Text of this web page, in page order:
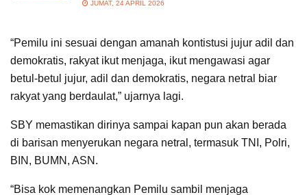
JUMAT, 24 APRIL 2026
“Pemilu ini sesuai dengan amanah kontistusi jujur adil dan
demokratis, rakyat ikut menjaga, ikut mengawasi agar
betul-betul jujur, adil dan demokratis, negara netral biar
rakyat yang berdaulat,” ujarnya lagi.
SBY memastikan dirinya sampai kapan pun akan berada
di barisan menyerukan negara netral, termasuk TNI, Polri,
BIN, BUMN, ASN.
“Bisa kok memenangkan Pemilu sambil menjaga